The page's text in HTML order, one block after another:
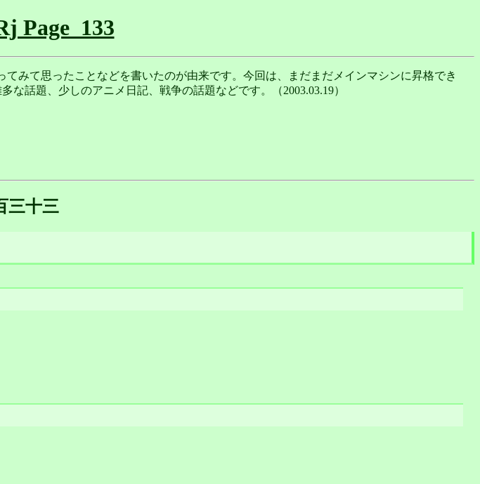
Page_133
てみて思ったことなどを書いたのが由来です。今回は、まだまだメインマシンに昇格でき
な話題、少しのアニメ日記、戦争の話題などです。（2003.03.19）
三十三